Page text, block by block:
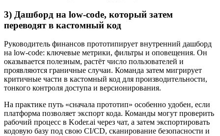
3) Дашборд на low‑code, который затем
переводят в кастомный код
Руководитель финансов прототипирует внутренний дашборд
на low‑code: ключевые метрики, фильтры и оповещения. Он
оказывается полезным, растёт число пользователей и
проявляются граничные случаи. Команда затем мигрирует
критичные части в кастомный код для производительности,
тонкого контроля доступа и версионирования.
На практике путь «сначала прототип» особенно удобен, если
платформа позволяет экспорт кода. Команды могут проверить
рабочий процесс в Koder.ai через чат, а затем экспортировать
кодовую базу под свою CI/CD, сканирование безопасности и